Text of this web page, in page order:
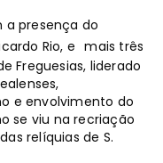
presença do
Rio, e mais três
Freguesias, liderado
e envolvimento do
se viu na recriação
relíquias de S.